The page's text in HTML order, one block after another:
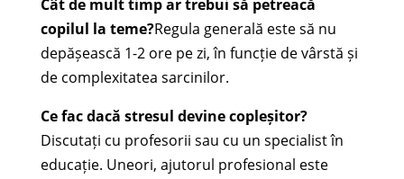
Cât de mult timp ar trebui să petreacă
copilul la teme?Regula generală este să nu
depășească 1-2 ore pe zi, în funcție de vârstă și
de complexitatea sarcinilor.
Ce fac dacă stresul devine copleșitor?
Discutați cu profesorii sau cu un specialist în
educație. Uneori, ajutorul profesional este